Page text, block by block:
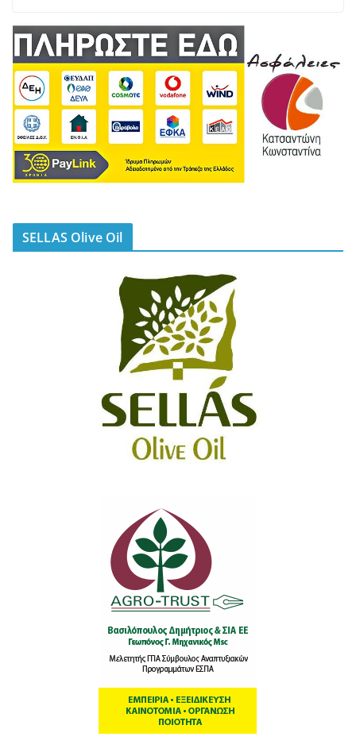
SELLAS Olive Oil